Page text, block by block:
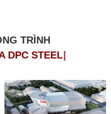
TRÌNH
DPC STEEL